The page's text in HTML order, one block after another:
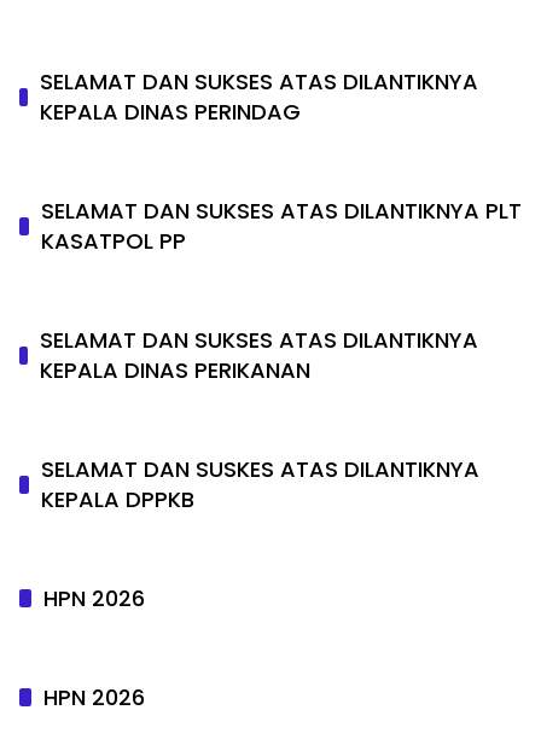
SELAMAT DAN SUKSES ATAS DILANTIKNYA
KEPALA DINAS PERINDAG
SELAMAT DAN SUKSES ATAS DILANTIKNYA PLT
KASATPOL PP
SELAMAT DAN SUKSES ATAS DILANTIKNYA
KEPALA DINAS PERIKANAN
SELAMAT DAN SUSKES ATAS DILANTIKNYA
KEPALA DPPKB
HPN 2026
HPN 2026